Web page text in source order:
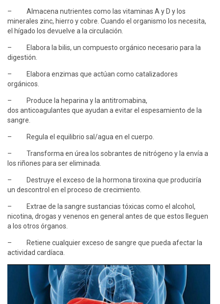
– Almacena nutrientes como las vitaminas A y D y los
minerales zinc, hierro y cobre. Cuando el organismo los necesita,
el hígado los devuelve a la circulación.
– Elabora la bilis, un compuesto orgánico necesario para la
digestión.
– Elabora enzimas que actúan como catalizadores
orgánicos.
– Produce la heparina y la antitromabina,
dos anticoagulantes que ayudan a evitar el espesamiento de la
sangre.
– Regula el equilibrio sal/agua en el cuerpo.
– Transforma en úrea los sobrantes de nitrógeno y la envía a
los riñones para ser eliminada.
– Destruye el exceso de la hormona tiroxina que produciría
un descontrol en el proceso de crecimiento.
– Extrae de la sangre sustancias tóxicas como el alcohol,
nicotina, drogas y venenos en general antes de que estos lleguen
a los otros órganos.
– Retiene cualquier exceso de sangre que pueda afectar la
actividad cardíaca.